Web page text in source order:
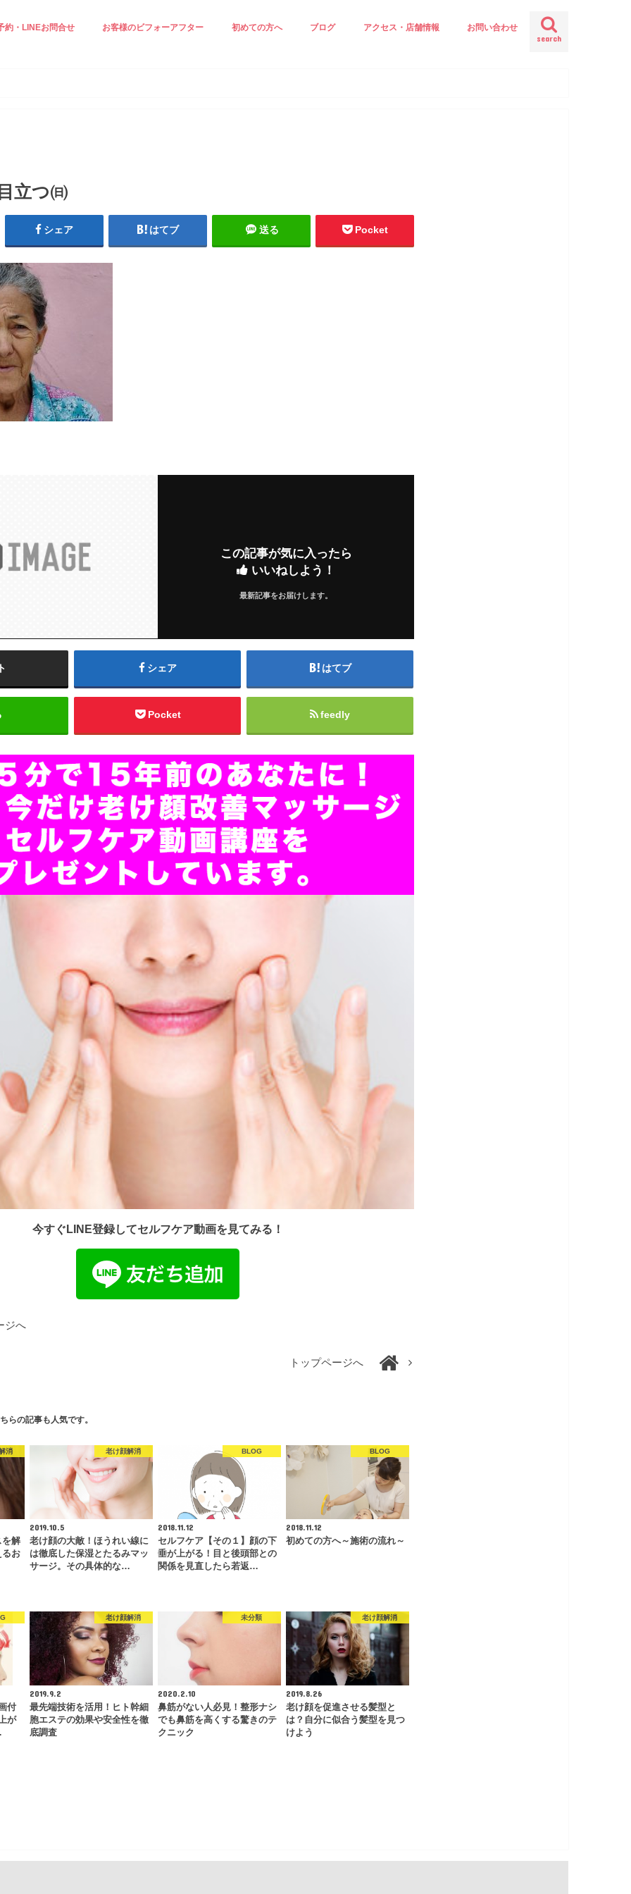
search
約・LINEお問合せ お客様のビフォーアフター 初めての方へ ブログ アクセス・店舗情報 お問い合わせ
立つ㈰
シェア はてブ 送る Pocket
この記事が気に入ったら
いいねしよう！
最新記事をお届けします。
シェア はてブ
Pocket feedly
今すぐLINE登録してセルフケア動画を見てみる！
ジへ
トップページへ
らの記事も人気です。
消
を解
るお
老け顔解消
2019.10.5
老け顔の大敵！ほうれい線に
は徹底した保湿とたるみマッ
サージ。その具体的な…
BLOG
2018.11.12
セルフケア【その１】顔の下
垂が上がる！目と後頭部との
関係を見直したら若返…
BLOG
2018.11.12
初めての方へ～施術の流れ～
付
が
老け顔解消
2019.9.2
最先端技術を活用！ヒト幹細
胞エステの効果や安全性を徹
底調査
未分類
2020.2.10
鼻筋がない人必見！整形ナシ
でも鼻筋を高くする驚きのテ
クニック
老け顔解消
2019.8.26
老け顔を促進させる髪型と
は？自分に似合う髪型を見つ
けよう